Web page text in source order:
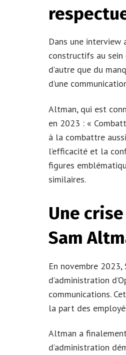
Dans une interview
constructifs au sein
d’autre que du
d’une
Altman, qui est
en 2023 : «
à la combattre
l’efficacité et la
figures
similaires.
Une
Sam
En novembre
d’administration
communications.
la part des
Altman a
d’administration